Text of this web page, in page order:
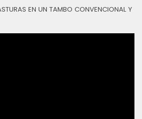
EN UN TAMBO CONVENCIONAL Y